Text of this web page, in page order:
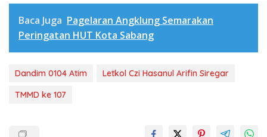
Baca Juga Pagelaran Angklung Semarakan
Peringatan HUT Kota Sabang
Dandim 0104 Atim
Letkol Czi Hasanul Arifin Siregar
TMMD ke 107